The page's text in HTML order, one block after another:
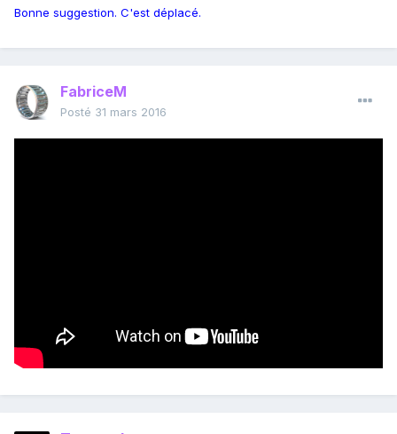
Bonne suggestion. C'est déplacé.
FabriceM
Posté 31 mars 2016